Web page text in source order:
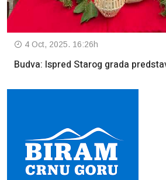
4 Oct, 2025. 16:26h
Budva: Ispred Starog grada